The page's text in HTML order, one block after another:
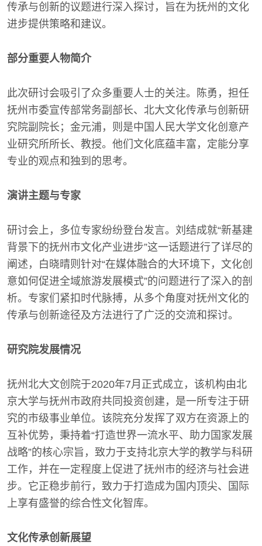
传承与创新的议题进行深入探讨，旨在为抚州的文化
进步提供策略和建议。
部分重要人物简介
此次研讨会吸引了众多重要人士的关注。陈勇，担任
抚州市委宣传部常务副部长、北大文化传承与创新研
究院副院长；金元浦，则是中国人民大学文化创意产
业研究所所长、教授。他们文化底蕴丰富，定能分享
专业的观点和独到的思考。
演讲主题与专家
研讨会上，多位专家纷纷登台发言。刘结成就“新基建
背景下的抚州市文化产业进步”这一话题进行了详尽的
阐述，白晓晴则针对“在媒体融合的大环境下，文化创
意如何促进全域旅游发展模式”的问题进行了深入的剖
析。专家们紧扣时代脉搏，从多个角度对抚州文化的
传承与创新途径及方法进行了广泛的交流和探讨。
研究院发展情况
抚州北大文创院于2020年7月正式成立，该机构由北
京大学与抚州市政府共同投资创建，是一所专注于研
究的市级事业单位。该院充分发挥了双方在资源上的
互补优势，秉持着“打造世界一流水平、助力国家发展
战略”的核心宗旨，致力于支持北京大学的教学与科研
工作，并在一定程度上促进了抚州市的经济与社会进
步。它正稳步前行，致力于打造成为国内顶尖、国际
上享有盛誉的综合性文化智库。
文化传承创新展望